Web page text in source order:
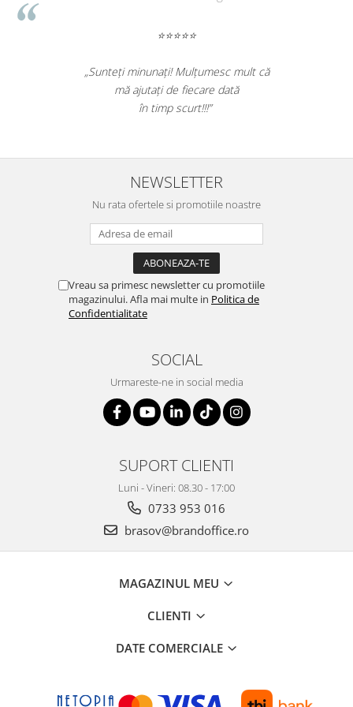
Genti, huse si rucsacuri de laptop
Portofele si portcarduri RFID
Sport si accesorii outdoor
Sticle, cani si termosuri to go
Ochelari de soare
Scule, unelte si iluminat
Masurare si taiere
Pentru masini, biciclete si prim
Pachete Cadou Premium
Promotii si reduceri
⭐⭐⭐⭐⭐
„Foarte bun produsul. A scos efectiv toata
mizeria din pardoseli. Livrarea a fost rapida.
Recomand sa cumparati! Nota 10.”
NEWSLETTER
Nu rata ofertele si promotiile noastre
Vreau sa primesc newsletter cu promotiile
magazinului. Afla mai multe in Politica de
Confidentialitate
SOCIAL
Urmareste-ne in social media
SUPORT CLIENTI
Luni - Vineri: 08.30 - 17:00
0733 953 016
brasov@brandoffice.ro
MAGAZINUL MEU
CLIENTI
DATE COMERCIALE